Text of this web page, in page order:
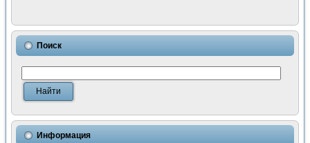
Поиск
Информация